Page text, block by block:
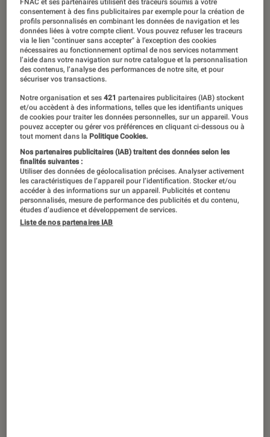
Xbox Series, PlayStation 5, portables : le
point sur les consoles en 2023
ARTICLE
Tech • 21 août. 2023
FNAC et ses partenaires utilisent des traceurs soumis à votre
consentement à des fins publicitaires par exemple pour la création de
profils personnalisés en combinant les données de navigation et les
données liées à votre compte client. Vous pouvez refuser les traceurs
via le lien "continuer sans accepter" à l’exception des cookies
nécessaires au fonctionnement optimal de nos services notamment
l’aide dans votre navigation sur notre catalogue et la personnalisation
des contenus, l’analyse des performances de notre site, et pour
sécuriser vos transactions.
Notre organisation et ses421 partenaires publicitaires (IAB) stockent
et/ou accèdent à des informations, telles que les identifiants uniques
de cookies pour traiter les données personnelles, sur un appareil. Vous
pouvez accepter ou gérer vos préférences en cliquant ci-dessous ou à
tout moment dans la Politique Cookies.
Nos partenaires publicitaires (IAB) traitent des données selon les
finalités suivantes :
Utiliser des données de géolocalisation précises. Analyser activement
les caractéristiques de l’appareil pour l’identification. Stocker et/ou
accéder à des informations sur un appareil. Publicités et contenu
personnalisés, mesure de performance des publicités et du contenu,
études d’audience et développement de services.
Liste de nos partenaires IAB